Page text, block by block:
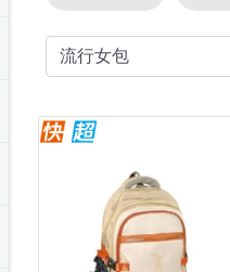
泡麵 / 麵條
糖果/巧克力
特色茶品
口腔清潔
開架/身體保養
傢飾/收納/衛浴
居家清潔
成人/嬰兒紙尿褲
生活家電
休閒/運動
主題專區